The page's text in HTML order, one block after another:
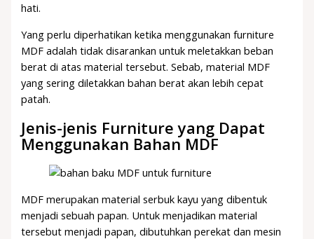
hati.
Yang perlu diperhatikan ketika menggunakan furniture
MDF adalah tidak disarankan untuk meletakkan beban
berat di atas material tersebut. Sebab, material MDF
yang sering diletakkan bahan berat akan lebih cepat
patah.
Jenis-jenis Furniture yang Dapat
Menggunakan Bahan MDF
MDF merupakan material serbuk kayu yang dibentuk
menjadi sebuah papan. Untuk menjadikan material
tersebut menjadi papan, dibutuhkan perekat dan mesin